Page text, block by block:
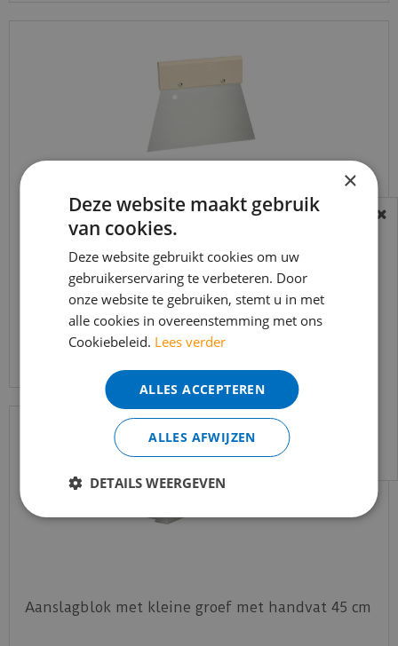
Lijmkam fijn - A2 (18 cm) tbv PVC
30
Bekijk product
Aanslagblok met kleine groef met handvat 45 cm
BEREIKBAARHEID
In verband met de vakantie periode zijn wij
t/m 14 augustus telefonisch helaas niet
bereikbaar.
Bestelling worden uiteraard verwerkt
echter iets minder snel dan wat je van ons
gewend bent.
Voor vragen kan je ons bereiken via
info@merkvloerenwinkel.nl
×
Deze website maakt gebruik
van cookies.
Deze website gebruikt cookies om uw
gebruikerservaring te verbeteren. Door
onze website te gebruiken, stemt u in met
alle cookies in overeenstemming met ons
Cookiebeleid. Lees verder
ALLES ACCEPTEREN
ALLES AFWIJZEN
DETAILS WEERGEVEN